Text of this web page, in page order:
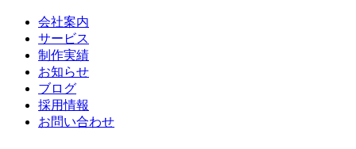
会社案内
サービス
制作実績
お知らせ
ブログ
採用情報
お問い合わせ